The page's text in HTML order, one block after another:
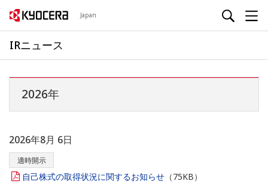
Japan
IRニュース
2026年
2026年8月 6日
適時開示
自己株式の取得状況に関するお知らせ （75KB）